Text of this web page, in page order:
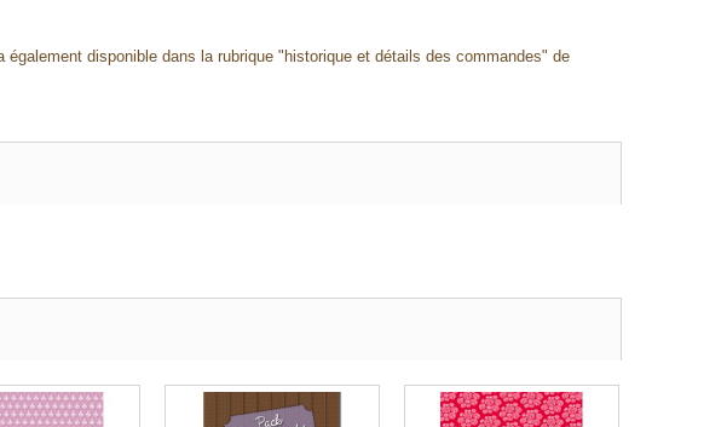
disponible dans la rubrique "historique et détails des commandes" de